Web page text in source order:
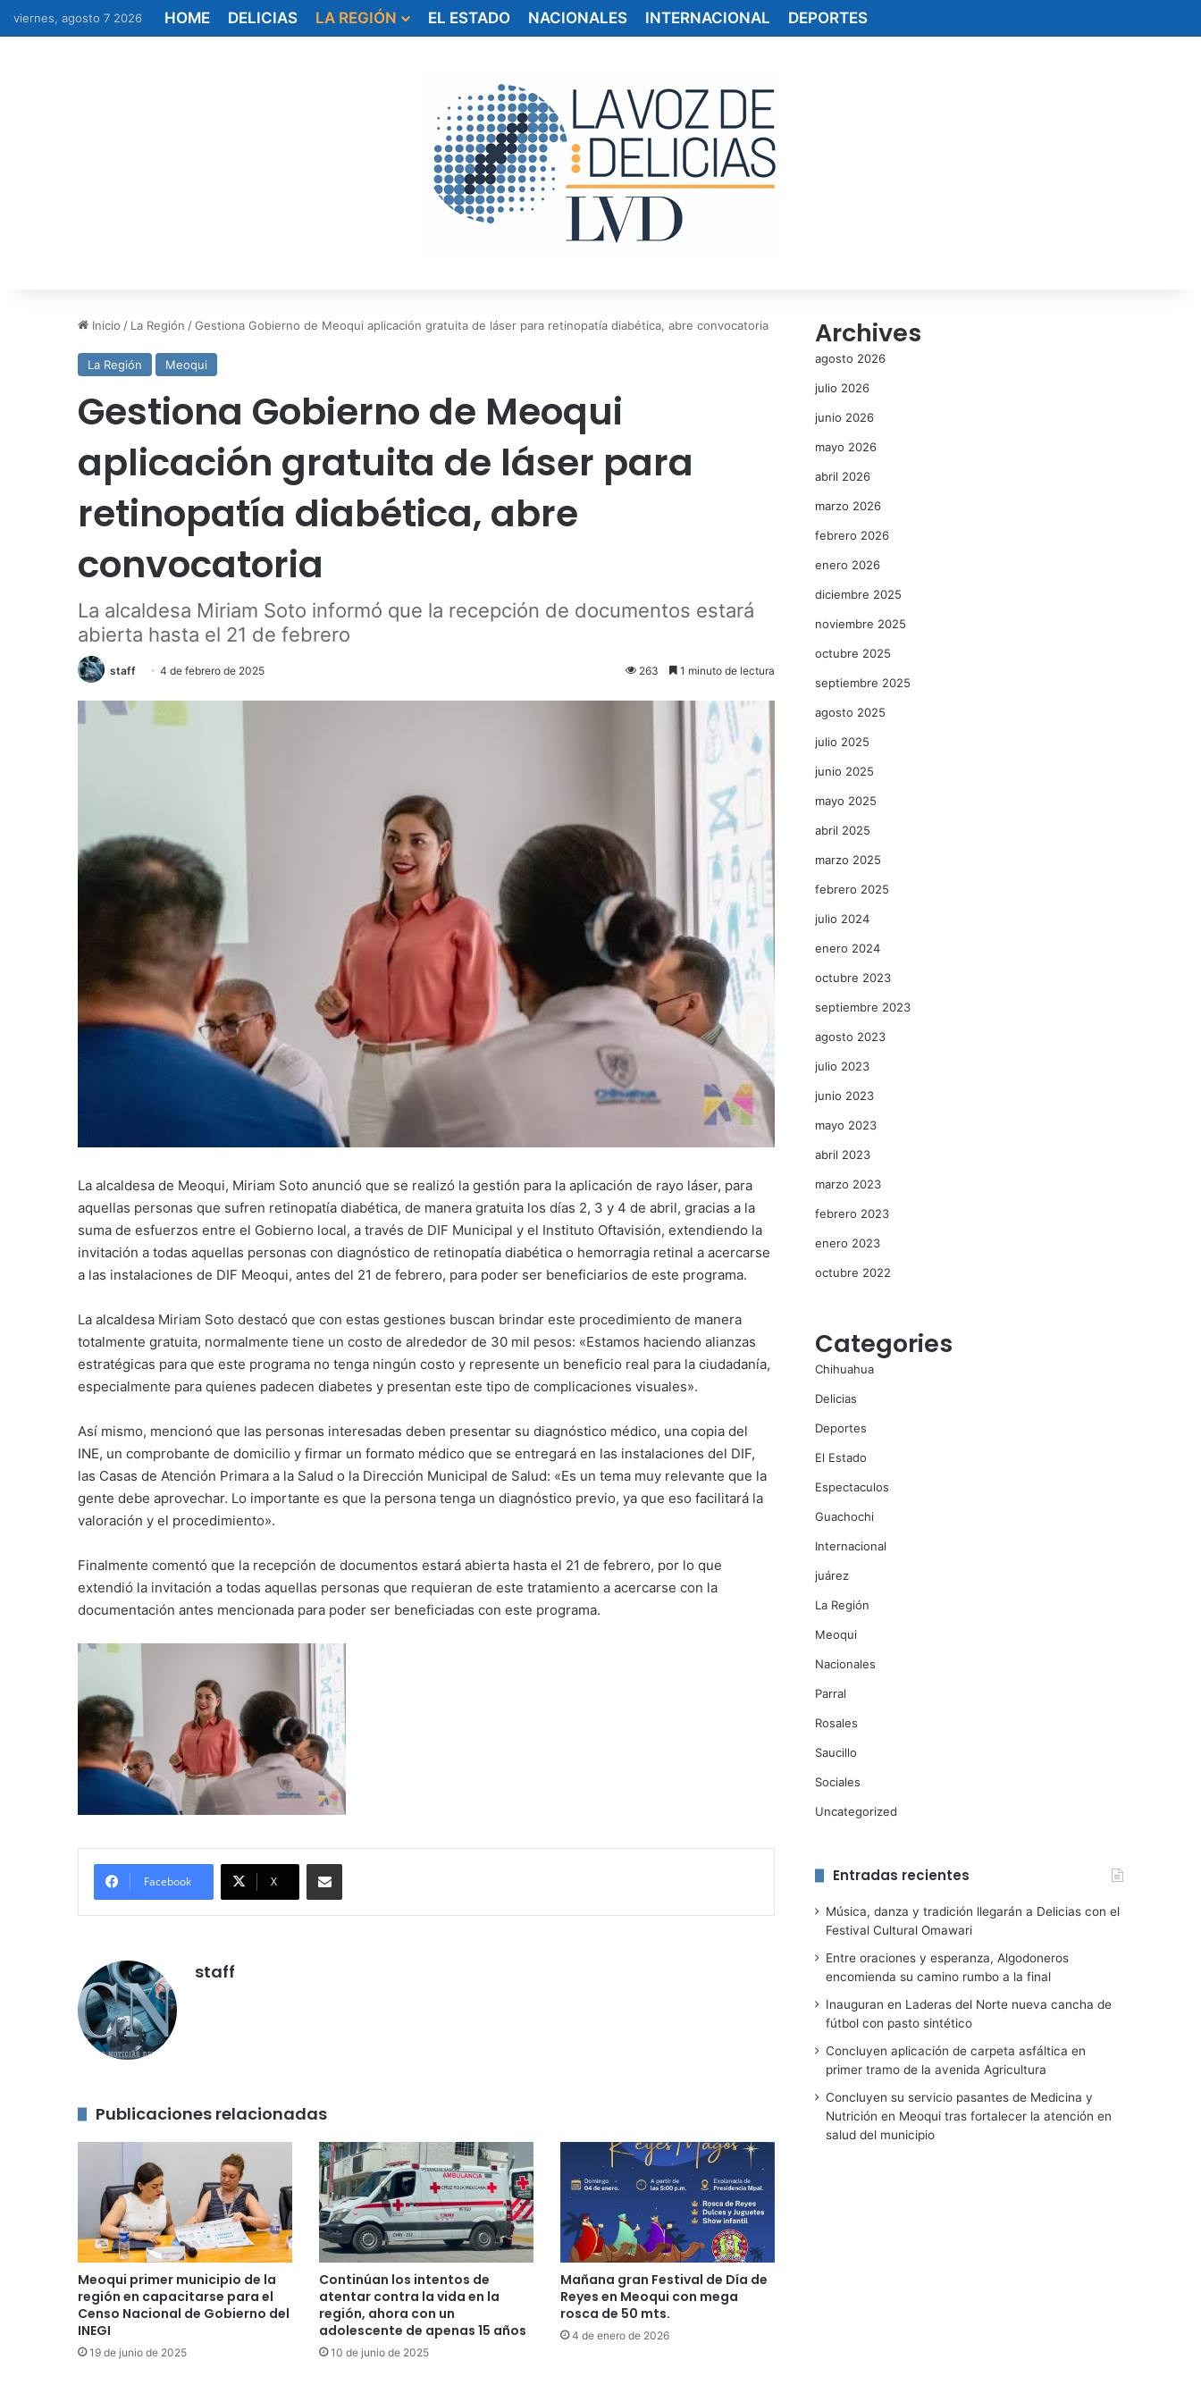
viernes, agosto 7 2026 HOME DELICIAS LA REGIÓN EL ESTADO NACIONALES INTERNACIONAL DEPORTES
Inicio / La Región /Gestiona Gobierno de Meoqui aplicación gratuita de láser para retinopatía diabética, abre convocatoria
La Región Meoqui
Gestiona Gobierno de Meoqui
aplicación gratuita de láser para
retinopatía diabética, abre
convocatoria
La alcaldesa Miriam Soto informó que la recepción de documentos estará
abierta hasta el 21 de febrero
staff 4 de febrero de 2025 263 1 minuto de lectura
La alcaldesa de Meoqui, Miriam Soto anunció que se realizó la gestión para la aplicación de rayo láser, para
aquellas personas que sufren retinopatía diabética, de manera gratuita los días 2, 3 y 4 de abril, gracias a la
suma de esfuerzos entre el Gobierno local, a través de DIF Municipal y el Instituto Oftavisión, extendiendo la
invitación a todas aquellas personas con diagnóstico de retinopatía diabética o hemorragia retinal a acercarse
a las instalaciones de DIF Meoqui, antes del 21 de febrero, para poder ser beneficiarios de este programa.
La alcaldesa Miriam Soto destacó que con estas gestiones buscan brindar este procedimiento de manera
totalmente gratuita, normalmente tiene un costo de alrededor de 30 mil pesos: «Estamos haciendo alianzas
estratégicas para que este programa no tenga ningún costo y represente un beneficio real para la ciudadanía,
especialmente para quienes padecen diabetes y presentan este tipo de complicaciones visuales».
Así mismo, mencionó que las personas interesadas deben presentar su diagnóstico médico, una copia del
INE, un comprobante de domicilio y firmar un formato médico que se entregará en las instalaciones del DIF,
las Casas de Atención Primara a la Salud o la Dirección Municipal de Salud: «Es un tema muy relevante que la
gente debe aprovechar. Lo importante es que la persona tenga un diagnóstico previo, ya que eso facilitará la
valoración y el procedimiento».
Finalmente comentó que la recepción de documentos estará abierta hasta el 21 de febrero, por lo que
extendió la invitación a todas aquellas personas que requieran de este tratamiento a acercarse con la
documentación antes mencionada para poder ser beneficiadas con este programa.
Facebook X
Compartir por correo electrónico
staff
Publicaciones relacionadas
Meoqui primer municipio de la
región en capacitarse para el
Censo Nacional de Gobierno del
INEGI
19 de junio de 2025
Continúan los intentos de
atentar contra la vida en la
región, ahora con un
adolescente de apenas 15 años
10 de junio de 2025
Mañana gran Festival de Día de
Reyes en Meoqui con mega
rosca de 50 mts.
4 de enero de 2026
Archives
agosto 2026
julio 2026
junio 2026
mayo 2026
abril 2026
marzo 2026
febrero 2026
enero 2026
diciembre 2025
noviembre 2025
octubre 2025
septiembre 2025
agosto 2025
julio 2025
junio 2025
mayo 2025
abril 2025
marzo 2025
febrero 2025
julio 2024
enero 2024
octubre 2023
septiembre 2023
agosto 2023
julio 2023
junio 2023
mayo 2023
abril 2023
marzo 2023
febrero 2023
enero 2023
octubre 2022
Categories
Chihuahua
Delicias
Deportes
El Estado
Espectaculos
Guachochi
Internacional
juárez
La Región
Meoqui
Nacionales
Parral
Rosales
Saucillo
Sociales
Uncategorized
Entradas recientes
Música, danza y tradición llegarán a Delicias con el
Festival Cultural Omawari
Entre oraciones y esperanza, Algodoneros
encomienda su camino rumbo a la final
Inauguran en Laderas del Norte nueva cancha de
fútbol con pasto sintético
Concluyen aplicación de carpeta asfáltica en
primer tramo de la avenida Agricultura
Concluyen su servicio pasantes de Medicina y
Nutrición en Meoqui tras fortalecer la atención en
salud del municipio